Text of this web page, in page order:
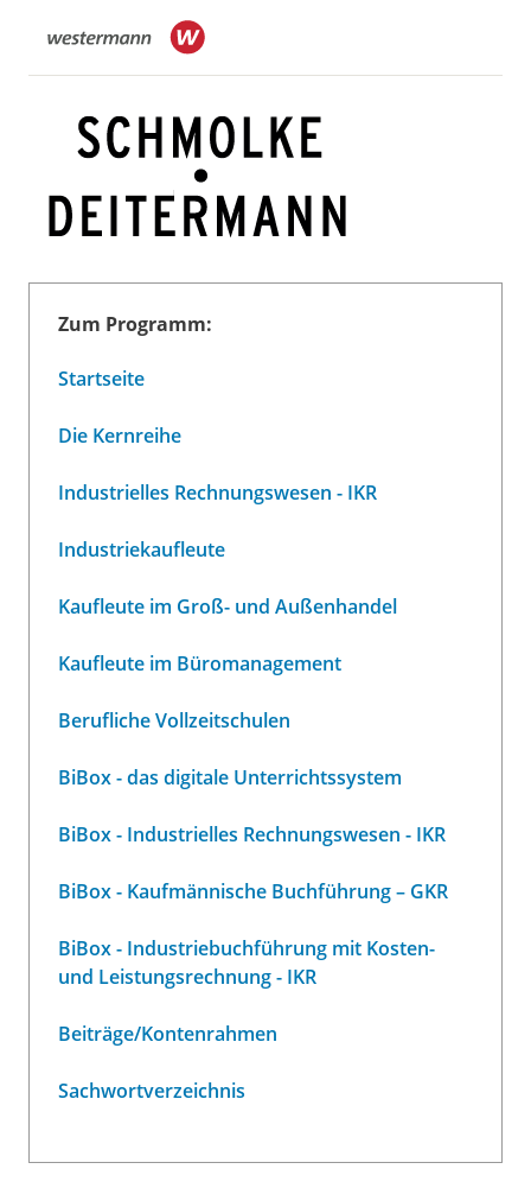
Zum Programm:
Startseite
Die Kernreihe
Industrielles Rechnungswesen - IKR
Industriekaufleute
Kaufleute im Groß- und Außenhandel
Kaufleute im Büromanagement
Berufliche Vollzeitschulen
BiBox - das digitale Unterrichtssystem
BiBox - Industrielles Rechnungswesen - IKR
BiBox - Kaufmännische Buchführung – GKR
BiBox - Industriebuchführung mit Kosten-
und Leistungsrechnung - IKR
Beiträge/Kontenrahmen
Sachwortverzeichnis